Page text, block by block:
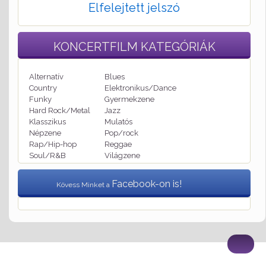
Elfelejtett jelszó
KONCERTFILM KATEGÓRIÁK
Alternatív
Blues
Country
Elektronikus/Dance
Funky
Gyermekzene
Hard Rock/Metal
Jazz
Klasszikus
Mulatós
Népzene
Pop/rock
Rap/Hip-hop
Reggae
Soul/R&B
Világzene
Kövess Minket a Facebook-on is!